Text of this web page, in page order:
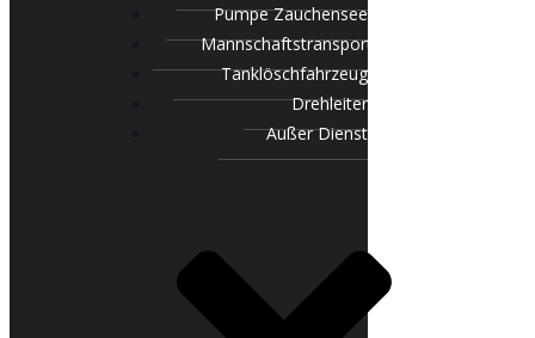
Pumpe Zauchensee
Mannschaftstransportfahrzeug
Tanklöschfahrzeug
Drehleiter
Außer Dienst